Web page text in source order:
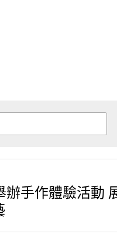
辦手作體驗活動